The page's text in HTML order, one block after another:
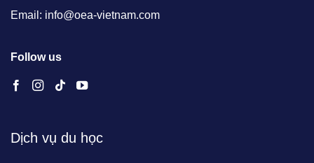
Email: info@oea-vietnam.com
Follow us
Dịch vụ du học